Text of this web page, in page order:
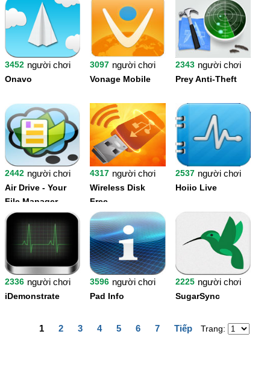
3452 người chơi
Onavo
3097 người chơi
Vonage Mobile
2343 người chơi
Prey Anti-Theft
2442 người chơi
Air Drive - Your
File Manager
4317 người chơi
Wireless Disk
Free
2537 người chơi
Hoiio Live
2336 người chơi
iDemonstrate
3596 người chơi
Pad Info
2225 người chơi
SugarSync
1 2 3 4 5 6 7 Tiếp Trang: